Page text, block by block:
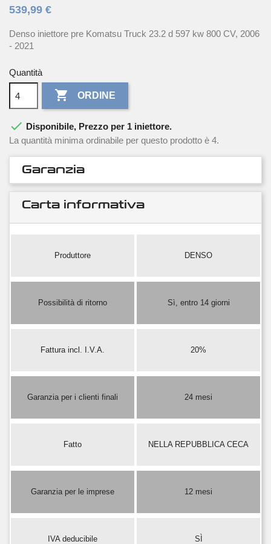
539,99 €
Denso iniettore pre Komatsu Truck 23.2 d 597 kw 800 CV, 2006
- 2021
Quantità
 ORDINE
 Disponibile, Prezzo per 1 iniettore.
La quantità minima ordinabile per questo prodotto è 4.
Garanzia
Carta informativa
Produttore DENSO
Possibilità di ritorno Sì, entro 14 giorni
Fattura incl. I.V.A. 20%
Garanzia per i clienti finali 24 mesi
Fatto NELLA REPUBBLICA CECA
Garanzia per le imprese 12 mesi
IVA deducibile SÌ